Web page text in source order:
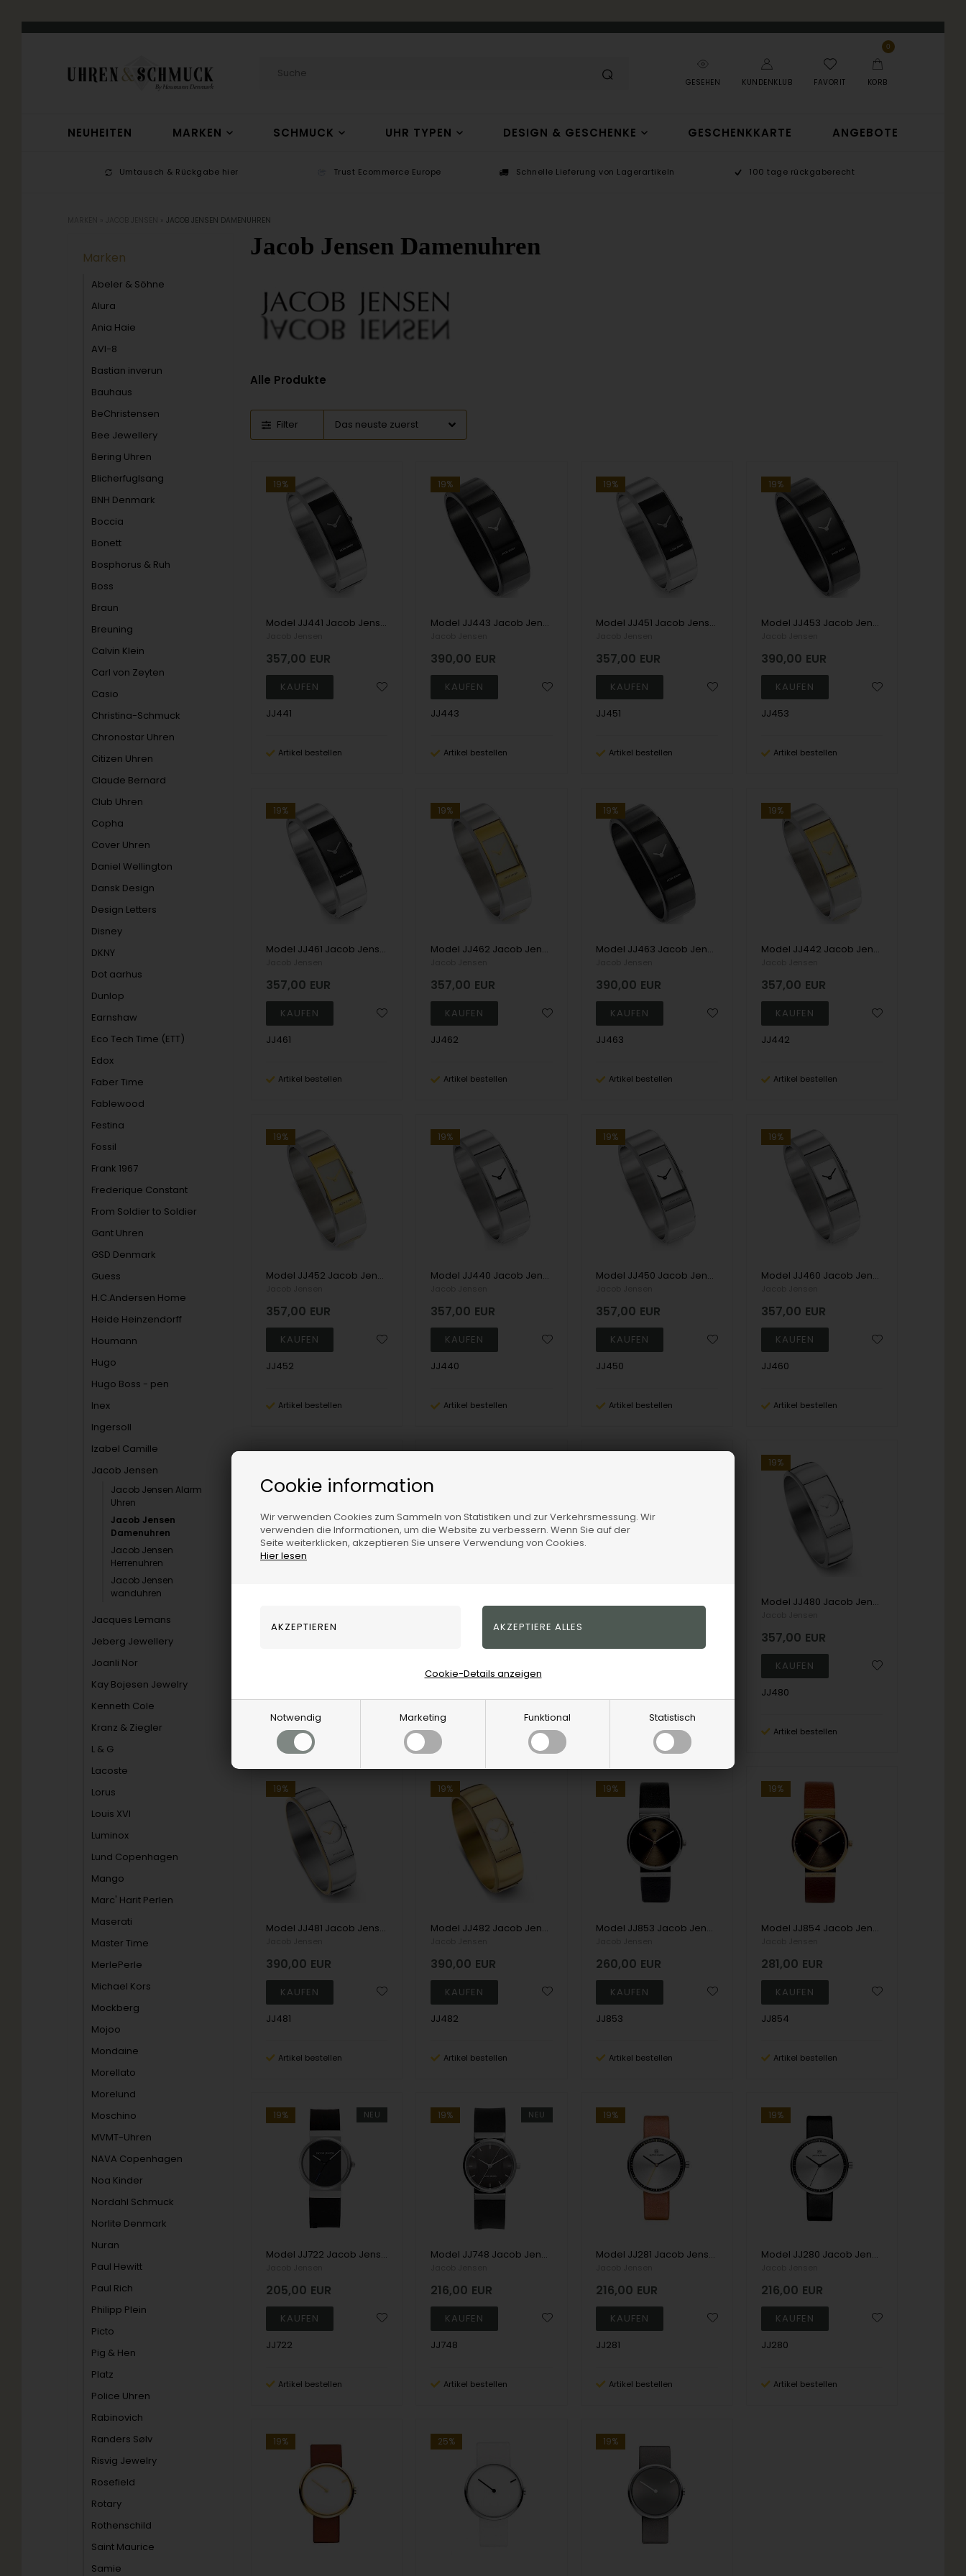
Cookie information
Wir verwenden Cookies zum Sammeln von Statistiken und zur Verkehrsmessung. Wir
verwenden die Informationen, um die Website zu verbessern. Wenn Sie auf der
Seite weiterklicken, akzeptieren Sie unsere Verwendung von Cookies.
Hier lesen
Notwendig Marketing Funktional Statistisch
Cookie-Details anzeigen
GESEHEN KUNDENKLUB FAVORIT
0
KORB
NEUHEITEN MARKEN SCHMUCK UHR TYPEN DESIGN & GESCHENKE GESCHENKKARTE ANGEBOTE
Umtausch & Rückgabe hier Trust Ecommerce Europe Schnelle Lieferung von Lagerartikeln 100 tage rückgaberecht
»JACOB JENSEN DAMENUHREN
Marken
Abeler & Söhne
Alura
Ania Haie
AVI-8
Bastian inverun
Bauhaus
BeChristensen
Bee Jewellery
Bering Uhren
Blicherfuglsang
BNH Denmark
Boccia
Bonett
Bosphorus & Ruh
Boss
Braun
Breuning
Calvin Klein
Carl von Zeyten
Casio
Christina-Schmuck
Chronostar Uhren
Citizen Uhren
Claude Bernard
Club Uhren
Copha
Cover Uhren
Daniel Wellington
Dansk Design
Design Letters
Disney
DKNY
Dot aarhus
Dunlop
Earnshaw
Eco Tech Time (ETT)
Edox
Faber Time
Fablewood
Festina
Fossil
Frank 1967
Frederique Constant
From Soldier to Soldier
Gant Uhren
GSD Denmark
Guess
H.C.Andersen Home
Heide Heinzendorff
Houmann
Hugo
Hugo Boss - pen
Inex
Ingersoll
Izabel Camille
Jacob Jensen
Jacob Jensen Alarm
Uhren
Jacob Jensen
Damenuhren
Jacob Jensen
Herrenuhren
Jacob Jensen
wanduhren
Jacques Lemans
Jeberg Jewellery
Joanli Nor
Kay Bojesen Jewelry
Kenneth Cole
Kranz & Ziegler
L & G
Lacoste
Lorus
Louis XVI
Luminox
Lund Copenhagen
Mango
Marc' Harit Perlen
Maserati
Master Time
MerlePerle
Michael Kors
Mockberg
Mojoo
Mondaine
Morellato
Morelund
Moschino
MVMT-Uhren
NAVA Copenhagen
Noa Kinder
Nordahl Schmuck
Norlite Denmark
Nuran
Paul Hewitt
Paul Rich
Philipp Plein
Picto
Pig & Hen
Platz
Police Uhren
Rabinovich
Randers Sølv
Risvig Jewelry
Rosefield
Rotary
Rothenschild
Saint Maurice
Samie
Jacob Jensen Damenuhren
Alle Produkte
Filter
19%
Model JJ441 Jacob Jensen Eclipse Series - 54 mm Ronda Damen uhr
357,00 EUR
JJ441
Artikel bestellen
19%
Model JJ443 Jacob Jensen Eclipse Series - 54 mm Ronda Damen uhr
390,00 EUR
JJ443
Artikel bestellen
19%
Model JJ451 Jacob Jensen Eclipse Series - 58 mm Ronda Damen uhr
357,00 EUR
JJ451
Artikel bestellen
19%
Model JJ453 Jacob Jensen Eclipse Series -58 mm Ronda Damen uhr
390,00 EUR
JJ453
Artikel bestellen
19%
Model JJ461 Jacob Jensen Eclipse Series - 61 mm Ronda Damen uhr
357,00 EUR
JJ461
Artikel bestellen
19%
Model JJ462 Jacob Jensen Eclipse Series - 61 mm Ronda Damen uhr
357,00 EUR
JJ462
Artikel bestellen
19%
Model JJ463 Jacob Jensen Eclipse Series - 61 mm Ronda Damen uhr
390,00 EUR
JJ463
Artikel bestellen
19%
Model JJ442 Jacob Jensen Eclipse Series - 54 mm Ronda Damen uhr
357,00 EUR
JJ442
Artikel bestellen
19%
Model JJ452 Jacob Jensen Eclipse Series - 58 mm Ronda Damen uhr
357,00 EUR
JJ452
Artikel bestellen
19%
Model JJ440 Jacob Jensen Eclipse Series - 54 mm Ronda Damen uhr
357,00 EUR
JJ440
Artikel bestellen
19%
Model JJ450 Jacob Jensen Eclipse Series -58 mm Ronda Damen uhr
357,00 EUR
JJ450
Artikel bestellen
19%
Model JJ460 Jacob Jensen Eclipse Series - 61 mm Ronda Damen uhr
357,00 EUR
JJ460
Artikel bestellen
Artikel bestellen Artikel bestellen
19%
Model JJ480 Jacob Jensen Eclipse Series - 58 mm Ronda Damen uhr
357,00 EUR
JJ480
Artikel bestellen
19%
Model JJ481 Jacob Jensen Eclipse Series - 58 mm Ronda Damen uhr
390,00 EUR
JJ481
Artikel bestellen
19%
Model JJ482 Jacob Jensen Eclipse Series - 58 mm Ronda Damen uhr
390,00 EUR
JJ482
Artikel bestellen
19%
Model JJ853 Jacob Jensen Dimension Series Ronda Damen uhr
260,00 EUR
JJ853
Artikel bestellen
19%
Model JJ854 Jacob Jensen Dimension Series Ronda Damen uhr
281,00 EUR
JJ854
Artikel bestellen
NEU
19%
Model JJ722 Jacob Jensen New Series Ronda Damen uhr
205,00 EUR
JJ722
Artikel bestellen
NEU
19%
Model JJ748 Jacob Jensen New Series Ronda Damen uhr
216,00 EUR
JJ748
Artikel bestellen
19%
Model JJ281 Jacob Jensen Strata Quartz (Ronda) Damen uhr
216,00 EUR
JJ281
Artikel bestellen
19%
Model JJ280 Jacob Jensen Strata Quartz (Ronda) Herren uhr
216,00 EUR
JJ280
Artikel bestellen
19% 25% 19%